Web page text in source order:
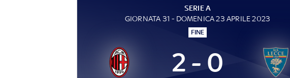
SERIE A
GIORNATA 31 - DOMENICA 23 APRILE 2023
FINE
2 - 0